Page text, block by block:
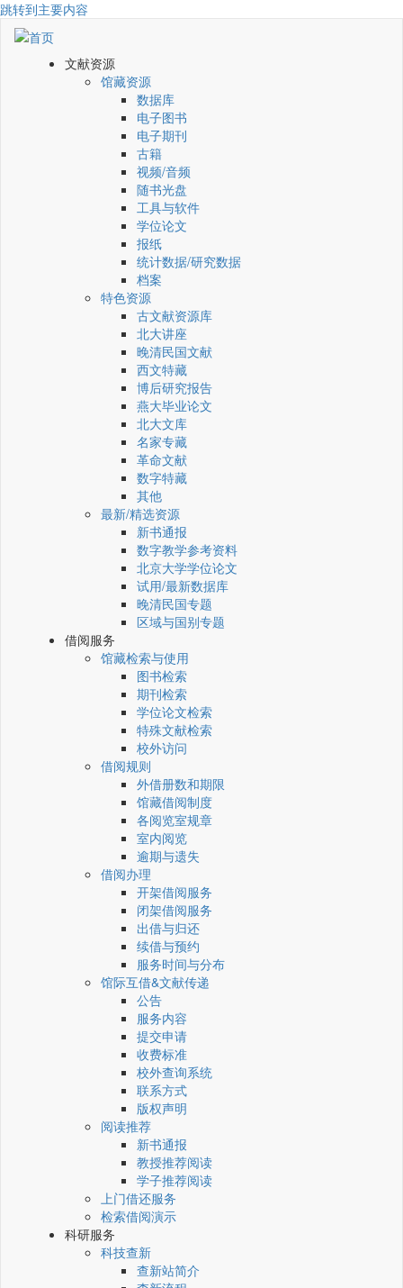
跳转到主要内容
文献资源
馆藏资源
数据库
电子图书
电子期刊
古籍
视频/音频
随书光盘
工具与软件
学位论文
报纸
统计数据/研究数据
档案
特色资源
古文献资源库
北大讲座
晚清民国文献
西文特藏
博后研究报告
燕大毕业论文
北大文库
名家专藏
革命文献
数字特藏
其他
最新/精选资源
新书通报
数字教学参考资料
北京大学学位论文
试用/最新数据库
晚清民国专题
区域与国别专题
借阅服务
馆藏检索与使用
图书检索
期刊检索
学位论文检索
特殊文献检索
校外访问
借阅规则
外借册数和期限
馆藏借阅制度
各阅览室规章
室内阅览
逾期与遗失
借阅办理
开架借阅服务
闭架借阅服务
出借与归还
续借与预约
服务时间与分布
馆际互借&文献传递
公告
服务内容
提交申请
收费标准
校外查询系统
联系方式
版权声明
阅读推荐
新书通报
教授推荐阅读
学子推荐阅读
上门借还服务
检索借阅演示
科研服务
科技查新
查新站简介